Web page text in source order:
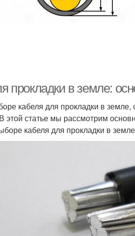
прокладки в земле:
кабеля для прокладки в
этой статье мы рассмотрим
кабеля для прокладки в